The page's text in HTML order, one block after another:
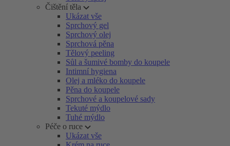
Čištění těla
Ukázat vše
Sprchový gel
Sprchový olej
Sprchová pěna
Tělový peeling
Sůl a šumivé bomby do koupele
Intimní hygiena
Olej a mléko do koupele
Pěna do koupele
Sprchové a koupelové sady
Tekuté mýdlo
Tuhé mýdlo
Péče o ruce
Ukázat vše